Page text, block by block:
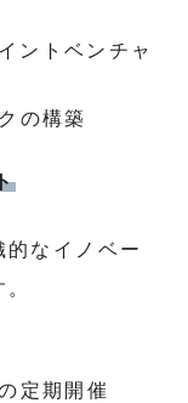
ントベンチャ
の構築
的なイノベー
定期開催